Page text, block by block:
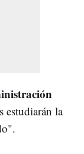
estudiarán la